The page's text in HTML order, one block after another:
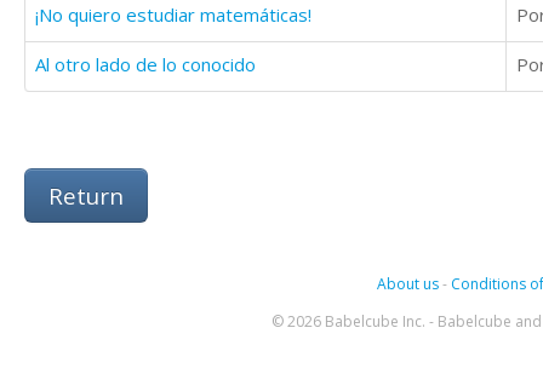
¡No quiero estudiar matemáticas!
Al otro lado de lo conocido
Return
About us- Conditions
© 2026 Babelcube Inc. - Babelcube